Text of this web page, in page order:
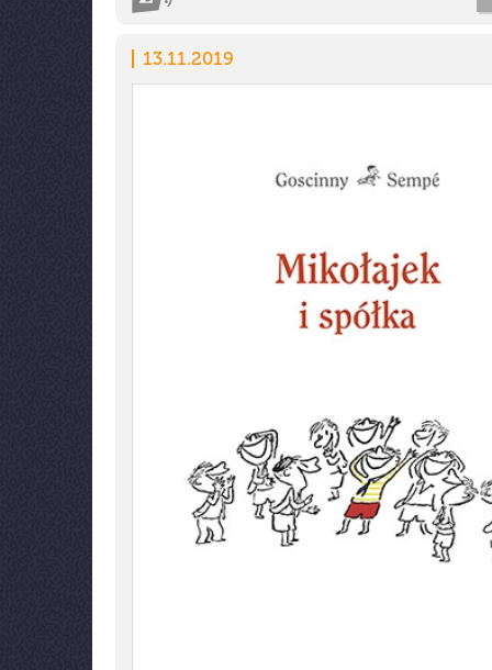
13.11.2019